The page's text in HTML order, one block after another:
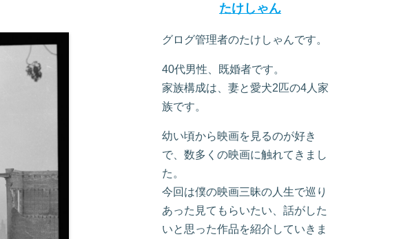
たけしゃん
グログ管理者のたけしゃんです。
40代男性、既婚者です。
家族構成は、妻と愛犬2匹の4人家
族です。
幼い頃から映画を見るのが好き
で、数多くの映画に触れてきまし
た。
今回は僕の映画三昧の人生で巡り
あった見てもらいたい、話がした
いと思った作品を紹介していきま